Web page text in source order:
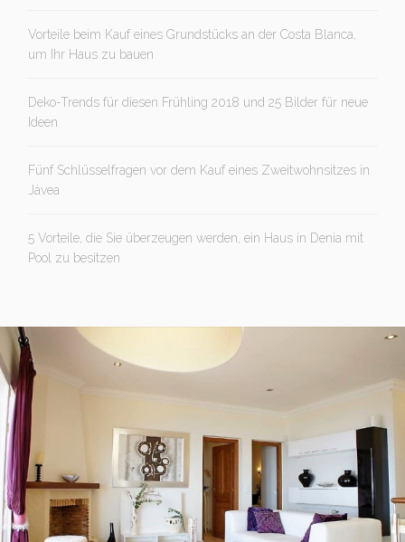
Vorteile beim Kauf eines Grundstücks an der Costa Blanca,
um Ihr Haus zu bauen
Deko-Trends für diesen Frühling 2018 und 25 Bilder für neue
Ideen
Fünf Schlüsselfragen vor dem Kauf eines Zweitwohnsitzes in
Jávea
5 Vorteile, die Sie überzeugen werden, ein Haus in Denia mit
Pool zu besitzen